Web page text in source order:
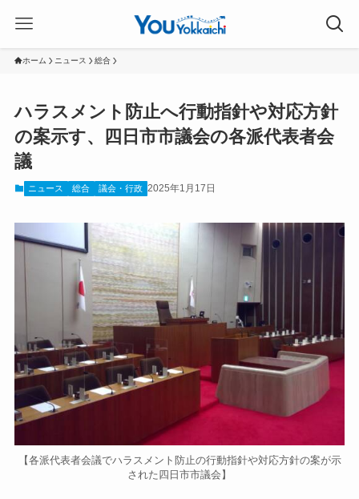
ホーム ニュース 総合
ハラスメント防止へ行動指針や対応方針
の案示す、四日市市議会の各派代表者会
議
ニュース 総合 議会・行政 2025年1月17日
【各派代表者会議でハラスメント防止の行動指針や対応方針の案が示
された四日市市議会】